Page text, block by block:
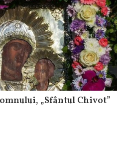
„Sfântul Chivot”